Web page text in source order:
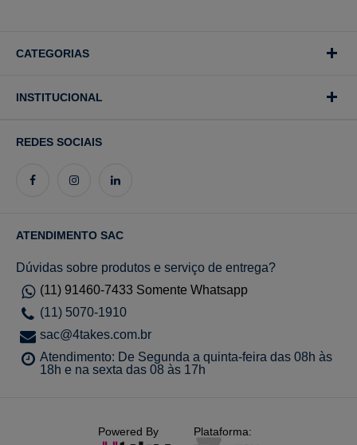
CATEGORIAS
INSTITUCIONAL
REDES SOCIAIS
ATENDIMENTO SAC
Dúvidas sobre produtos e serviço de entrega?
(11) 91460-7433 Somente Whatsapp
(11) 5070-1910
sac@4takes.com.br
Atendimento: De Segunda a quinta-feira das 08h às
18h e na sexta das 08 às 17h
Powered By Plataforma: